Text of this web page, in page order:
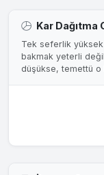
Kar Dağıtma
Tek seferlik yüksek
bakmak yeterli
düşükse, temettü o